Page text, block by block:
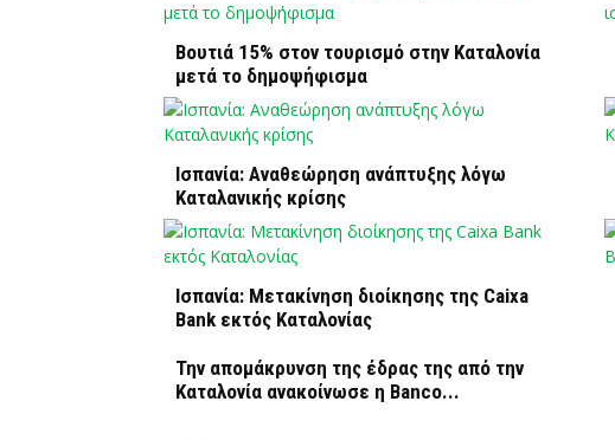
Βουτιά 15% στον τουρισμό στην Καταλονία
μετά το δημοψήφισμα
Ισπανία: Αναθεώρηση ανάπτυξης λόγω
Καταλανικής κρίσης
Ισπανία: Μετακίνηση διοίκησης της Caixa
Bank εκτός Καταλονίας
Την απομάκρυνση της έδρας της από την
Καταλονία ανακοίνωσε η Banco...